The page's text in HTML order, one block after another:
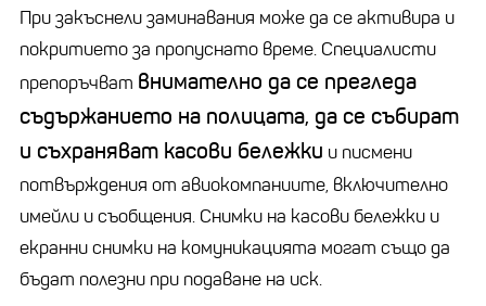
При закъснели заминавания може да се активира и
покритието за пропуснато време. Специалисти
препоръчват внимателно да се прегледа
съдържанието на полицата, да се събират
и съхраняват касови бележки и писмени
потвърждения от авиокомпаниите, включително
имейли и съобщения. Снимки на касови бележки и
екранни снимки на комуникацията могат също да
бъдат полезни при подаване на иск.